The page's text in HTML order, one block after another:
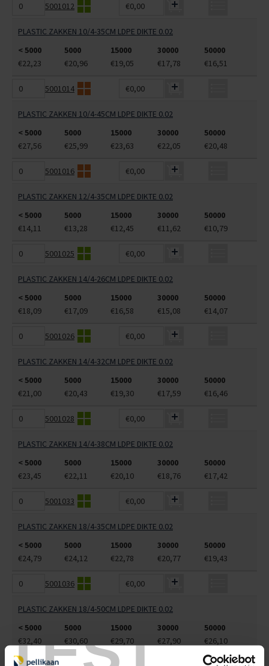
5001012 €0,00
PLASTIC ZAKKEN 10/4-35CM LDPE DIKTE 0.02
< 5000
5000 15000 30000
50000
€22,23
€20,96 €19,05 €17,78 €16,51
5001014 €0,00
PLASTIC ZAKKEN 10/4-45CM LDPE DIKTE 0.02
< 5000
5000 15000 30000
50000
€27,56
€25,99 €23,63 €22,05 €20,48
5001016 €0,00
PLASTIC ZAKKEN 12/4-35CM LDPE DIKTE 0.02
< 5000
5000 15000 30000
50000
€14,11
€13,28 €12,45 €11,62 €10,79
5001025 €0,00
PLASTIC ZAKKEN 14/4-26CM LDPE DIKTE 0.02
< 5000
5000 15000 30000
50000
€18,09
€17,09 €16,58 €15,08 €14,07
5001026 €0,00
PLASTIC ZAKKEN 14/4-32CM LDPE DIKTE 0.02
< 5000
5000 15000 30000
50000
€21,00
€20,43 €19,30 €17,59 €16,46
5001028 €0,00
PLASTIC ZAKKEN 14/4-38CM LDPE DIKTE 0.02
< 5000
5000 15000 30000
50000
€23,45
€22,11 €20,10 €18,76 €17,42
5001033 €0,00
PLASTIC ZAKKEN 18/4-35CM LDPE DIKTE 0.02
< 5000
5000 15000 30000
50000
€24,79
€24,12 €22,78 €20,77 €19,43
5001036 €0,00
PLASTIC ZAKKEN 18/4-50CM LDPE DIKTE 0.02
< 5000
5000 15000 30000
50000
€32,40
€30,60 €29,70 €27,90 €26,10